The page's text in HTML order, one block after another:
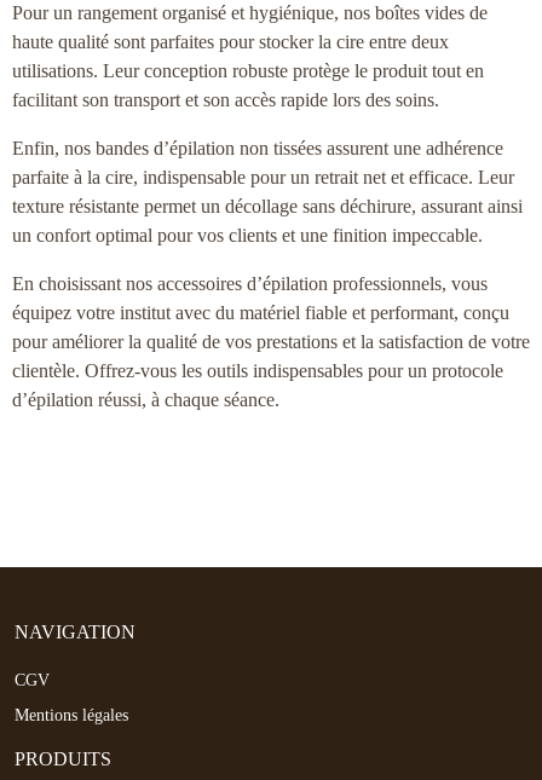
Pour un rangement organisé et hygiénique, nos boîtes vides de
haute qualité sont parfaites pour stocker la cire entre deux
utilisations. Leur conception robuste protège le produit tout en
facilitant son transport et son accès rapide lors des soins.
Enfin, nos bandes d’épilation non tissées assurent une adhérence
parfaite à la cire, indispensable pour un retrait net et efficace. Leur
texture résistante permet un décollage sans déchirure, assurant ainsi
un confort optimal pour vos clients et une finition impeccable.
En choisissant nos accessoires d’épilation professionnels, vous
équipez votre institut avec du matériel fiable et performant, conçu
pour améliorer la qualité de vos prestations et la satisfaction de votre
clientèle. Offrez-vous les outils indispensables pour un protocole
d’épilation réussi, à chaque séance.
NAVIGATION
CGV
Mentions légales
PRODUITS